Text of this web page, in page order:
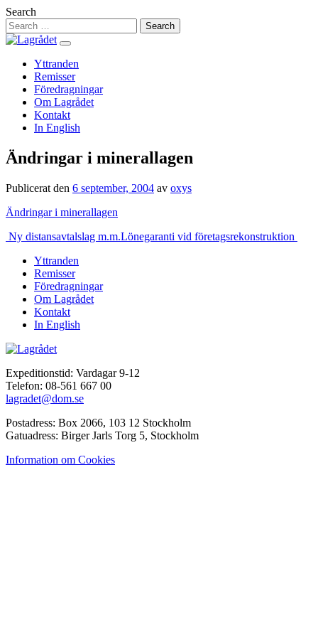
Hoppa
till
innehåll
Search
Yttranden
Remisser
Föredragningar
Om Lagrådet
Kontakt
In English
Ändringar i minerallagen
Publicerat den 6 september, 2004 av oxys
Ändringar i minerallagen
Inläggsnavigering
Ny distansavtalslag m.m.Lönegaranti vid företagsrekonstruktion
Yttranden
Remisser
Föredragningar
Om Lagrådet
Kontakt
In English
Expeditionstid: Vardagar 9-12
Telefon: 08-561 667 00
lagradet@dom.se
Postadress: Box 2066, 103 12 Stockholm
Gatuadress: Birger Jarls Torg 5, Stockholm
Information om Cookies